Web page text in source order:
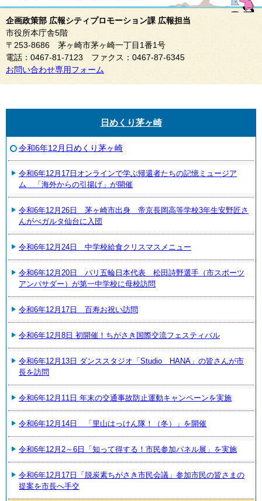
企画政策部 広報シティプロモーション課 広報担当
市役所本庁舎5階
〒253-8686 茅ヶ崎市茅ヶ崎一丁目1番1号
電話：0467-81-7123 ファクス：0467-87-6345
お問い合わせ専用フォーム
日めくり茅ヶ崎
令和6年12月日めくり茅ヶ崎
令和6年12月17日オンラインで学ぶ帰還者たちの記憶ミュージア
ム 「海外からの引揚げ」が開催
令和6年12月26日 茅ヶ崎市出身 帝京長岡高等学校3年生安野匠さ
んがべガルタ仙台に入団
令和6年12月24日 中学校給食クリスマスメニュー
令和6年12月20日 パリ五輪日本代表 松田詩野選手（市スポーツ
アンバサダー）が第一中学校に母校訪問
令和6年12月17日 百寿お祝い訪問
令和6年12月8日 初開催！ちがさき国際交流フェスティバル
令和6年12月13日 ダンススタジオ「Studio HANA」の皆さんが市
長を訪問
令和6年12月11日 年末の交通事故防止運動キャンペーンを実施
令和6年12月14日 「里山はっけん隊！（冬）」を開催
令和6年12月2～6日「知って得する！市民参加パネル展」を実施
令和6年12月17日「脱炭素ちがさき市民会議」参加市民の皆さまの
提案を市長へ手交